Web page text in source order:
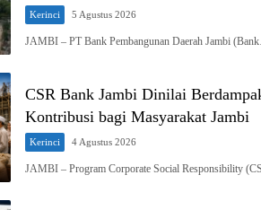
Kerinci 5 Agustus 2026
JAMBI – PT Bank Pembangunan Daerah Jambi
CSR Bank Jambi Dinilai
Kontribusi bagi Masyarakat Jambi
Kerinci 4 Agustus 2026
JAMBI – Program Corporate Social Responsibility